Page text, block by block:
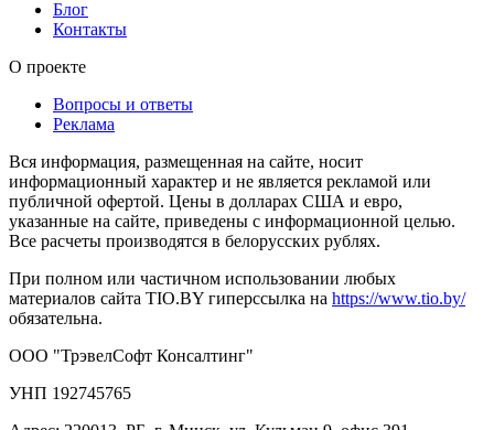
Блог
Контакты
О проекте
Вопросы и ответы
Реклама
Вся информация, размещенная на сайте, носит
информационный характер и не является рекламой или
публичной офертой. Цены в долларах США и евро,
указанные на сайте, приведены с информационной целью.
Все расчеты производятся в белорусских рублях.
При полном или частичном использовании любых
материалов сайта TIO.BY гиперссылка на https://www.tio.by/
обязательна.
ООО "ТрэвелСофт Консалтинг"
УНП 192745765